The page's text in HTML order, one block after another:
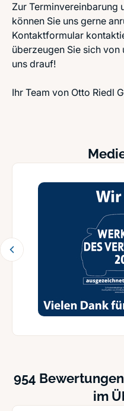
Zur Terminvereinbarung
können Sie uns gerne
Kontaktformular
überzeugen Sie sich von
uns drauf!
Ihr Team von Otto Riedl
954
im